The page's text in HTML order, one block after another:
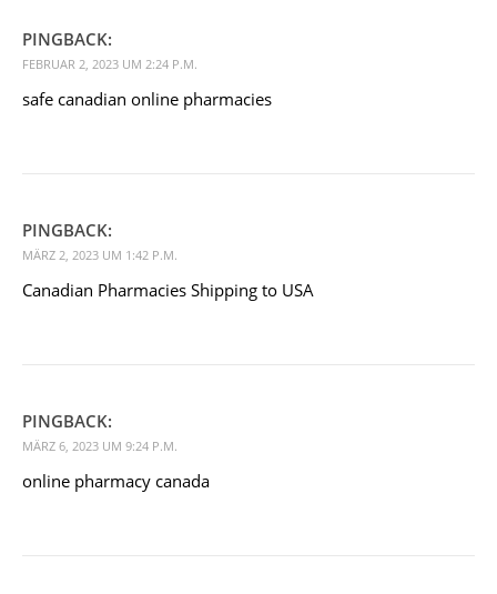
PINGBACK:
FEBRUAR 2, 2023 UM 2:24 P.M.
safe canadian online pharmacies
PINGBACK:
MÄRZ 2, 2023 UM 1:42 P.M.
Canadian Pharmacies Shipping to USA
PINGBACK:
MÄRZ 6, 2023 UM 9:24 P.M.
online pharmacy canada